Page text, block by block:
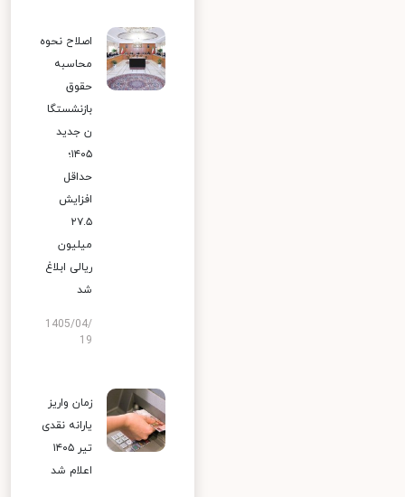
اصلاح نحوه
محاسبه
حقوق
بازنشستگا
ن جدید
۱۴۰۵؛
حداقل
افزایش
۲۷.۵
میلیون
ریالی ابلاغ
شد
1405/04/
19
زمان واریز
یارانه نقدی
تیر ۱۴۰۵
اعلام شد